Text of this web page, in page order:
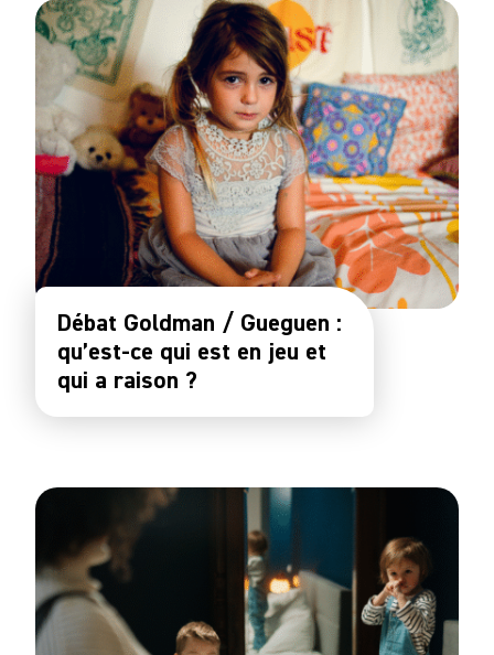
Débat Goldman / Gueguen :
qu’est-ce qui est en jeu et
qui a raison ?